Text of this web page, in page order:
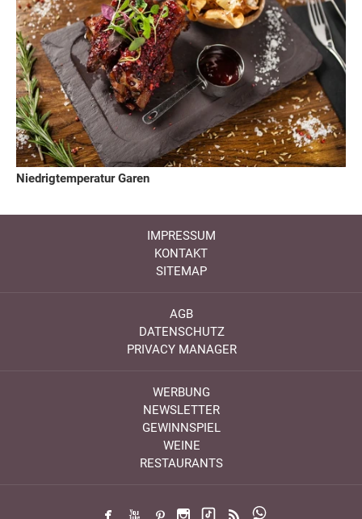
Niedrigtemperatur Garen
IMPRESSUM
KONTAKT
SITEMAP
AGB
DATENSCHUTZ
PRIVACY MANAGER
WERBUNG
NEWSLETTER
GEWINNSPIEL
WEINE
RESTAURANTS